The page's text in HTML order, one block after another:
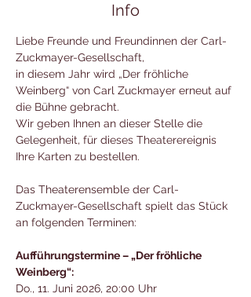
Info
Liebe Freunde und Freundinnen der Carl-
Zuckmayer-Gesellschaft,
in diesem Jahr wird „Der fröhliche
Weinberg“ von Carl Zuckmayer erneut auf
die Bühne gebracht.
Wir geben Ihnen an dieser Stelle die
Gelegenheit, für dieses Theaterereignis
Ihre Karten zu bestellen.
Das Theaterensemble der Carl-
Zuckmayer-Gesellschaft spielt das Stück
an folgenden Terminen:
Aufführungstermine – „Der fröhliche
Weinberg“:
Do., 11. Juni 2026, 20:00 Uhr